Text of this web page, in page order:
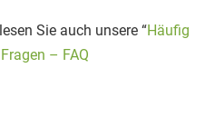
Sie auch unsere “Häufig
– FAQ